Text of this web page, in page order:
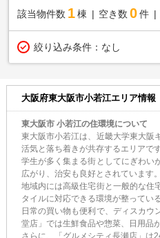
該当物件数 1棟 空き数 0 件
絞り込み条件： なし
大阪府東大阪市小若江エリア情報
東大阪市 小若江の住環境について
東大阪市小若江は、近畿大学東大阪
活気と落ち着きが共存するエリアです
学生が多く集まる街としてにぎわい
広がり、治安も良好とされています。
地域内には高級住宅街と一般的な住
タイルに対応できる環境が整ってい
日常の買い物も便利で、ディスカウ
堂店」では生鮮食品や惣菜、日用品